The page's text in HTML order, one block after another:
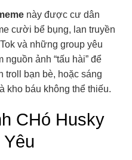
này được cư dân
cười bể bụng, lan truyền
và những group yêu
ảnh “tấu hài” để
troll bạn bè, hoặc sáng
kho báu không thể thiếu.
CHó Husky